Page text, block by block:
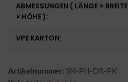
ABMESSUNGEN ( LÄNGE × BREITE
× HÖHE ):
VPE KARTON:
Artikelnummer: SN-PH-DR-PK